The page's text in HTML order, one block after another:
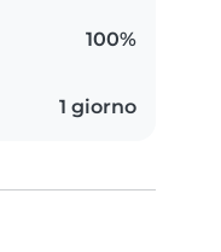
100%
1 giorno